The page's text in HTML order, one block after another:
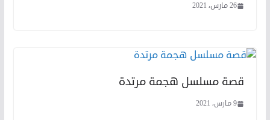
26 مارس، 2021
قصة مسلسل هجمة مرتدة
9 مارس، 2021